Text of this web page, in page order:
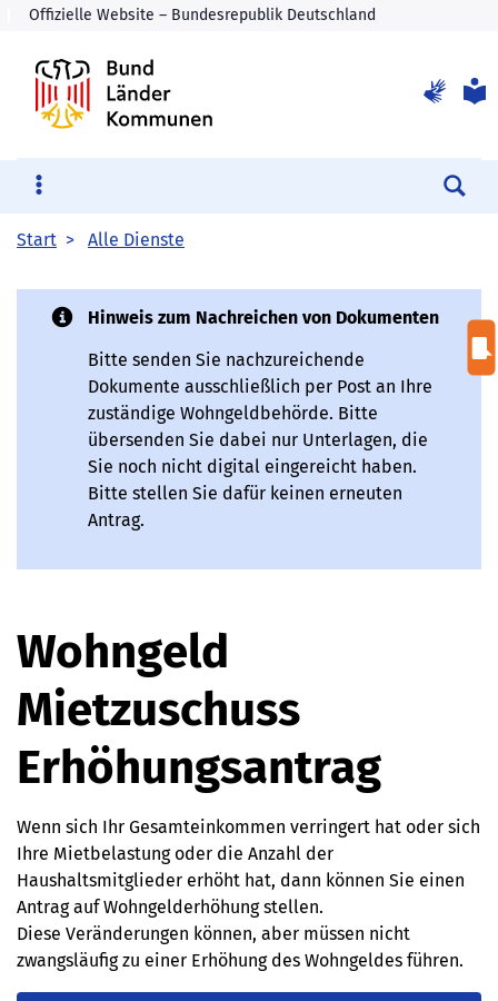
Start Alle Dienste
Hinweis zum Nachreichen von Dokumenten
Bitte senden Sie nachzureichende
Dokumente ausschließlich per Post an Ihre
zuständige Wohngeldbehörde. Bitte
übersenden Sie dabei nur Unterlagen, die
Sie noch nicht digital eingereicht haben.
Bitte stellen Sie dafür keinen erneuten
Antrag.
Wohngeld
Mietzuschuss
Erhöhungsantrag
Wenn sich Ihr Gesamteinkommen verringert hat oder sich
Ihre Mietbelastung oder die Anzahl der
Haushaltsmitglieder erhöht hat, dann können Sie einen
Antrag auf Wohngelderhöhung stellen.
Diese Veränderungen können, aber müssen nicht
zwangsläufig zu einer Erhöhung des Wohngeldes führen.